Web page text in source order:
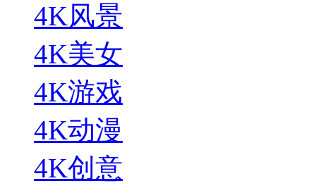
4K风景
4K美女
4K游戏
4K动漫
4K创意